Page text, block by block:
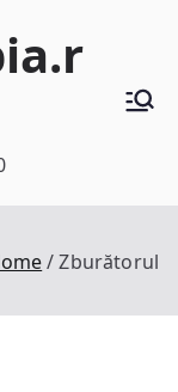
Zburătorul